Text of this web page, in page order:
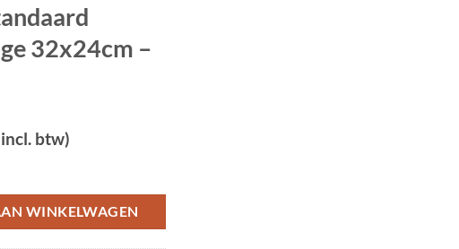
32x24cm –
incl. btw)
WINKELWAGEN